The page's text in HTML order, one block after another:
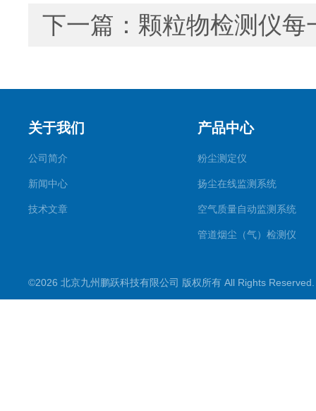
下一篇： 颗粒物检测仪每
关于我们
公司简介
新闻中心
技术文章
产品中心
粉尘测定仪
扬尘在线监测系统
空气质量自动监测系统
管道烟尘（气）检测仪
©2026 北京九州鹏跃科技有限公司 版权所有 All Rights